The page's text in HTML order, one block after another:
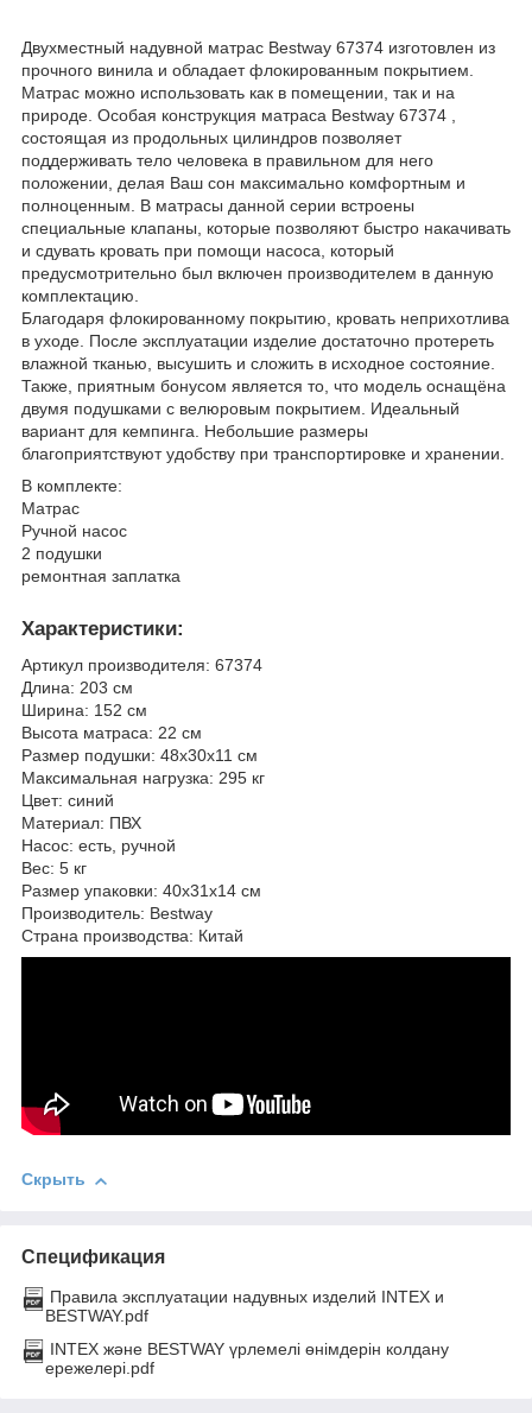
Двухместный надувной матрас Bestway 67374 изготовлен из
прочного винила и обладает флокированным покрытием.
Матрас можно использовать как в помещении, так и на
природе. Особая конструкция матраса Bestway 67374 ,
состоящая из продольных цилиндров позволяет
поддерживать тело человека в правильном для него
положении, делая Ваш сон максимально комфортным и
полноценным. В матрасы данной серии встроены
специальные клапаны, которые позволяют быстро накачивать
и сдувать кровать при помощи насоса, который
предусмотрительно был включен производителем в данную
комплектацию.
Благодаря флокированному покрытию, кровать неприхотлива
в уходе. После эксплуатации изделие достаточно протереть
влажной тканью, высушить и сложить в исходное состояние.
Также, приятным бонусом является то, что модель оснащёна
двумя подушками с велюровым покрытием. Идеальный
вариант для кемпинга. Небольшие размеры
благоприятствуют удобству при транспортировке и хранении.
В комплекте:
Матрас
Ручной насос
2 подушки
ремонтная заплатка
Характеристики:
Артикул производителя: 67374
Длина: 203 см
Ширина: 152 см
Высота матраса: 22 см
Размер подушки: 48х30х11 см
Максимальная нагрузка: 295 кг
Цвет: синий
Материал: ПВХ
Насос: есть, ручной
Вес: 5 кг
Размер упаковки: 40х31х14 см
Производитель: Bestway
Страна производства: Китай
Скрыть
Спецификация
Правила эксплуатации надувных изделий INTEX и
BESTWAY.pdf
INTEX және BESTWAY үрлемелі өнімдерін колдану
ережелері.pdf